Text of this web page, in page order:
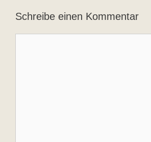
Schreibe einen Kommentar